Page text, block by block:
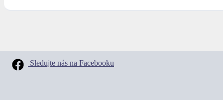
Sledujte nás na Facebooku